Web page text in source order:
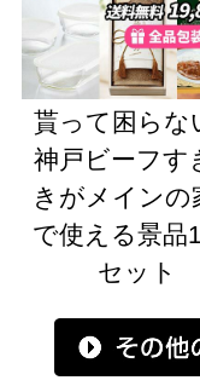
貰って困らな
神戸ビーフす
きがメインの
で使える景品
セット